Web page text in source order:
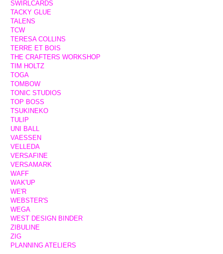
SWIRLCARDS
TACKY GLUE
TALENS
TCW
TERESA COLLINS
TERRE ET BOIS
THE CRAFTERS WORKSHOP
TIM HOLTZ
TOGA
TOMBOW
TONIC STUDIOS
TOP BOSS
TSUKINEKO
TULIP
UNI BALL
VAESSEN
VELLEDA
VERSAFINE
VERSAMARK
WAFF
WAK'UP
WE'R
WEBSTER'S
WEGA
WEST DESIGN BINDER
ZIBULINE
ZIG
PLANNING ATELIERS